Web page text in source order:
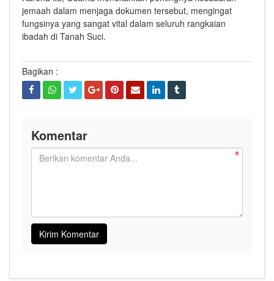
jemaah dalam menjaga dokumen tersebut, mengingat
fungsinya yang sangat vital dalam seluruh rangkaian
ibadah di Tanah Suci.
Bagikan :
Komentar